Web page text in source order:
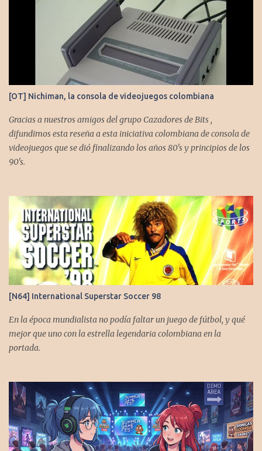
[OT] Nichiman, la consola de videojuegos colombiana
Gracias a nuestros amigos del grupo Cazadores de Bits ,
difundimos esta reseña a esta iniciativa colombiana de consola de
videojuegos que se dió finalizando los años 80's y principios de los
90's.
[N64] International Superstar Soccer 98
En la época mundialista no podía faltar un juego de fútbol, y qué
mejor que uno con la estrella legendaria colombiana en la
portada.